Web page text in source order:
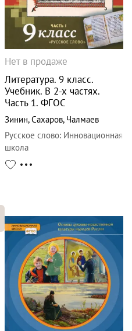
Нет в продаже
Литература. 9 класс.
Учебник. В 2-х частях.
Часть 1. ФГОС
Зинин,Сахаров, Чалмаев
Русское слово: Инновационная
школа